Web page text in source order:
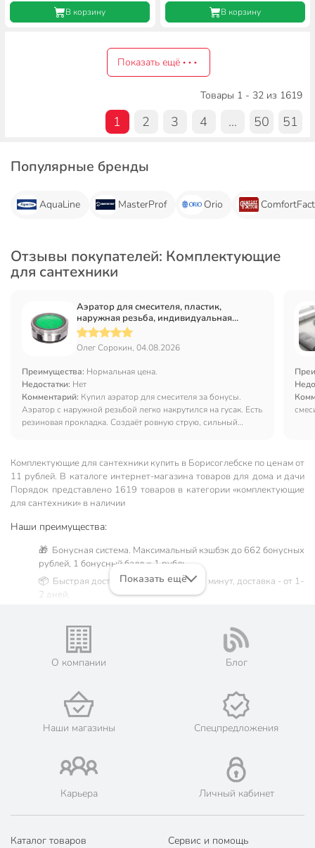
В корзину В корзину
Показать ещё
Товары 1 - 32 из 1619
1 2 3 4 ... 50 51
Популярные бренды
AquaLine MasterProf Orio
Отзывы покупателей: Комплектующие
для сантехники
Аэратор для смесителя, пластик,
наружная резьба, индивидуальная
упаковка, ComfortFactor, F04, 65510-10
Олег Сорокин, 04.08.2026
Преимущества: Нормальная цена.
Недостатки: Нет
Комментарий: Купил аэратор для смесителя за бонусы.
Аэратор с наружной резьбой легко накрутился на гусак. Есть
резиновая прокладка. Создаёт ровную струю, сильный
Комплектующие для сантехники купить в Борисоглебске по ценам от
11 рублей. В каталоге интернет-магазина товаров для дома и дачи
Порядок представлено 1619 товаров в категории «комплектующие
для сантехники» в наличии
Наши преимущества:
🎁 Бонусная система. Максимальный кэшбэк до 662 бонусных
рублей, 1 бонусный балл = 1 рубль.
📦 Быстрая доставка. Самовывоз от 60 минут, доставка - от 1-
2 дней.
Жители Воронежской области могут сделать заказ и оплатить
его онлайн на официальном сайте сети магазинов Порядок.
Мы предлагаем бесплатную курьерскую доставку для товара
«комплектующие для сантехники» при заказе от 3000 рублей
💳 Оплата: онлайн на сайте интернет-гипермаркета или
наличными при получении.
🛍 Скидки, акции, распродажи каждый день!
Порядок - официальный представитель ведущих мировых
марок.
Показать ещё
О компании Блог
Наши магазины Спецпредложения
Карьера Личный кабинет
Каталог товаров Сервис и помощь